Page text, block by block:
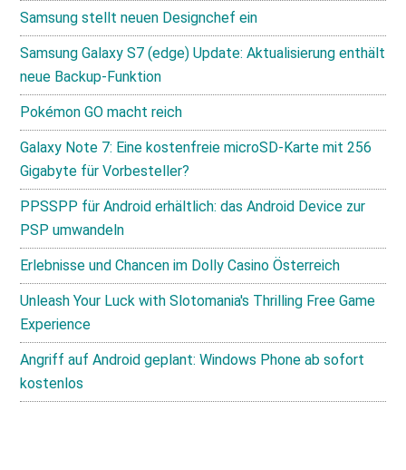
Samsung stellt neuen Designchef ein
Samsung Galaxy S7 (edge) Update: Aktualisierung enthält
neue Backup-Funktion
Pokémon GO macht reich
Galaxy Note 7: Eine kostenfreie microSD-Karte mit 256
Gigabyte für Vorbesteller?
PPSSPP für Android erhältlich: das Android Device zur
PSP umwandeln
Erlebnisse und Chancen im Dolly Casino Österreich
Unleash Your Luck with Slotomania's Thrilling Free Game
Experience
Angriff auf Android geplant: Windows Phone ab sofort
kostenlos